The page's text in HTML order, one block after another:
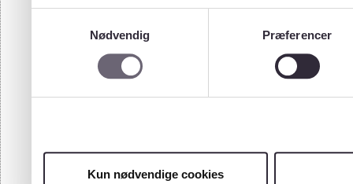
Nødvendig
Præferencer
Kun nødvendige cookies
96
99